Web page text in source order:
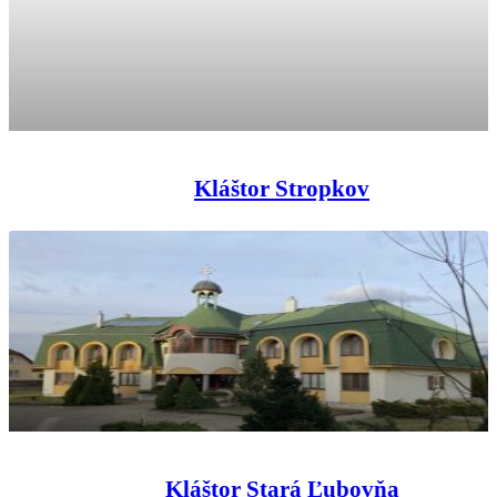
Kláštor Stropkov
Kláštor Stará Ľubovňa